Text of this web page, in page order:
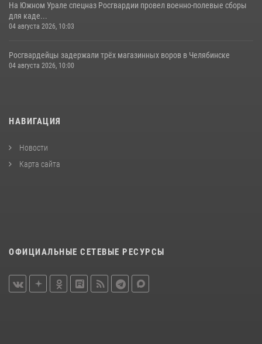
На Южном Урале спецназ Росгвардии провел военно-полевые сборы
для каде...
04 августа 2026, 10:03
Росгвардейцы задержали трёх магазинных воров в Челябинске
04 августа 2026, 10:00
НАВИГАЦИЯ
Новости
Карта сайта
ОФИЦИАЛЬНЫЕ СЕТЕВЫЕ РЕСУРСЫ